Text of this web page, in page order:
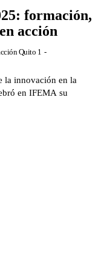
formación,
acción
Quito 1 -
la innovación en la
en IFEMA su